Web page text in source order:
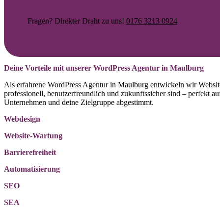
Deine Vorteile mit unserer WordPress Agentur in Maulburg
Als erfahrene WordPress Agentur in Maulburg entwickeln wir
professionell, benutzerfreundlich und zukunftssicher sind – perfekt
Unternehmen und deine Zielgruppe abgestimmt.
Webdesign
Website-Wartung
Barrierefreiheit
Automatisierung
SEO
SEA
Fragen? Direkter Draht zu uns! 0176 3213 0924